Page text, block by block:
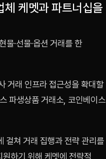
케멧과 파트너십을
·선물·옵션 거래를 한
거래 인프라 접근성을 확대할
파생상품 거래소, 코인베이스
걸쳐 거래 집행과 전략 관리를
하기 위해 케멧에 전략적